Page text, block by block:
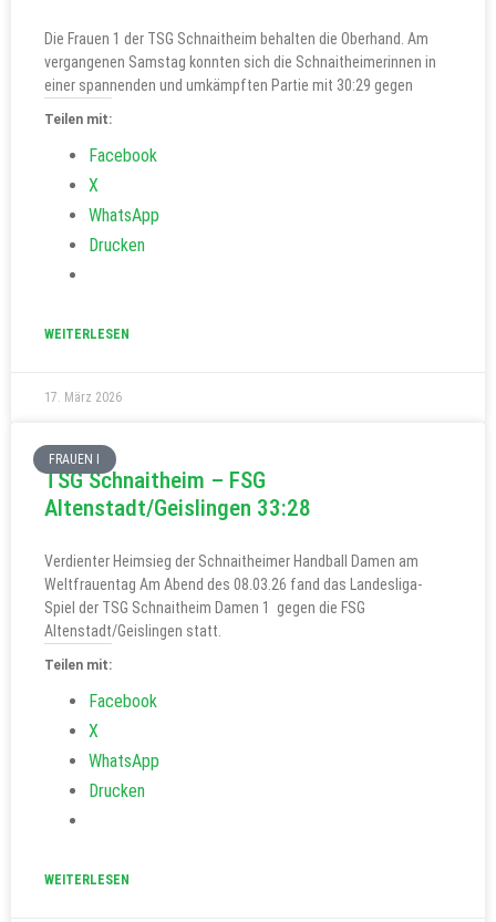
Die Frauen 1 der TSG Schnaitheim behalten die Oberhand. Am
vergangenen Samstag konnten sich die Schnaitheimerinnen in
einer spannenden und umkämpften Partie mit 30:29 gegen
Teilen mit:
Facebook
X
WhatsApp
Drucken
WEITERLESEN
17. März 2026
FRAUEN I
TSG Schnaitheim – FSG
Altenstadt/Geislingen 33:28
Verdienter Heimsieg der Schnaitheimer Handball Damen am
Weltfrauentag Am Abend des 08.03.26 fand das Landesliga-
Spiel der TSG Schnaitheim Damen 1 gegen die FSG
Altenstadt/Geislingen statt.
Teilen mit:
Facebook
X
WhatsApp
Drucken
WEITERLESEN